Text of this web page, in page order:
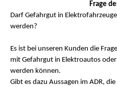
Frage
Darf Gefahrgut in
werden?
Es ist bei unseren Kunden die
mit Gefahrgut in Elektroautos
werden können.
Gibt es dazu Aussagen im ADR,